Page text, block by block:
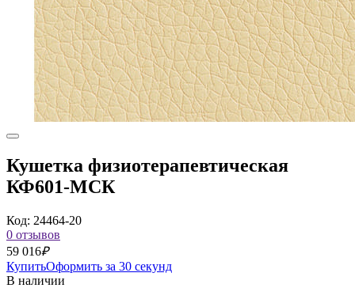
Кушетка физиотерапевтическая
КФ601-МСК
Код: 24464-20
0 отзывов
59 016₽
КупитьОформить за 30 секунд
В наличии